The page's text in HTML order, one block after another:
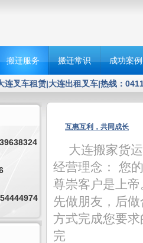
搬迁服务 搬迁常识 成功案例
连叉车租赁|大连出租叉车|热线：
互惠互利，共同成长
大连搬家货
经营理念： 您
尊崇客户是上
先做朋友，后
方式完成您要
完